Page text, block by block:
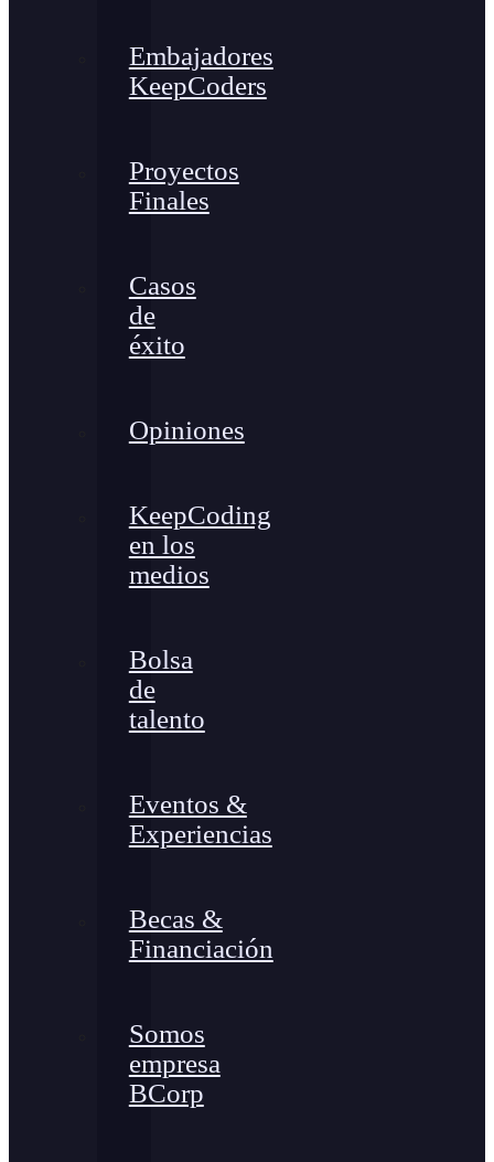
Embajadores
KeepCoders
Proyectos
Finales
Casos
de
éxito
Opiniones
KeepCoding
en los
medios
Bolsa
de
talento
Eventos &
Experiencias
Becas &
Financiación
Somos
empresa
BCorp